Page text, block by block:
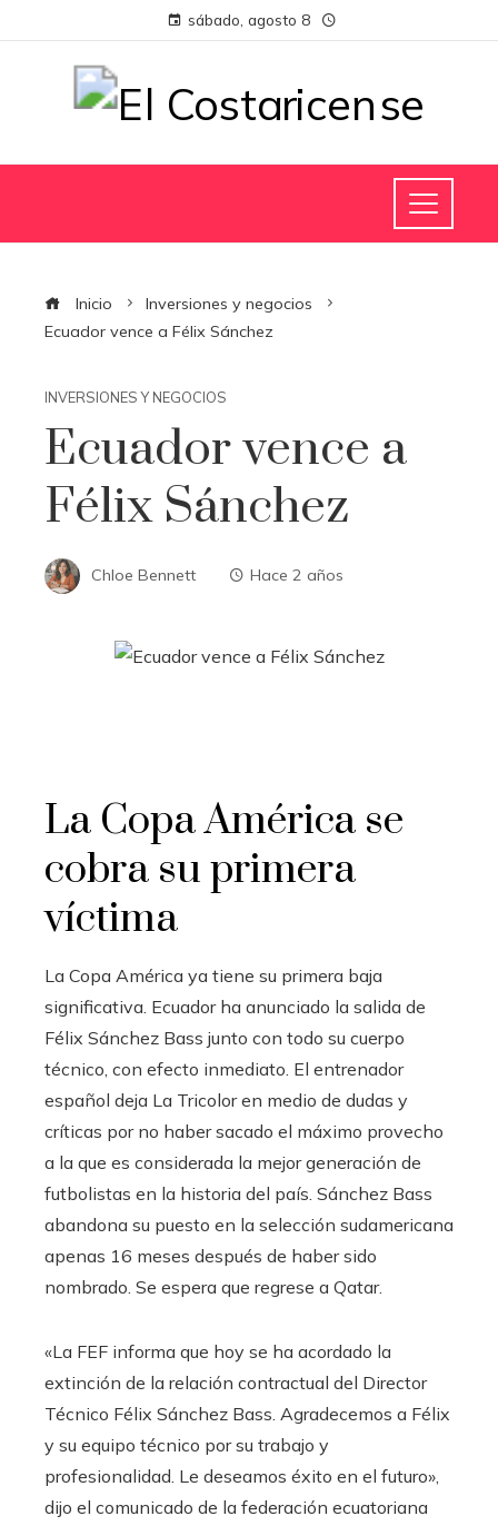
sábado, agosto 8
Inicio
Inversiones y negocios
Ecuador vence a Félix Sánchez
INVERSIONES Y NEGOCIOS
Ecuador vence a
Félix Sánchez
Chloe Bennett Hace 2 años
La Copa América se
cobra su primera
víctima
La Copa América ya tiene su primera baja
significativa. Ecuador ha anunciado la salida de
Félix Sánchez Bass junto con todo su cuerpo
técnico, con efecto inmediato. El entrenador
español deja La Tricolor en medio de dudas y
críticas por no haber sacado el máximo provecho
a la que es considerada la mejor generación de
futbolistas en la historia del país. Sánchez Bass
abandona su puesto en la selección sudamericana
apenas 16 meses después de haber sido
nombrado. Se espera que regrese a Qatar.
«La FEF informa que hoy se ha acordado la
extinción de la relación contractual del Director
Técnico Félix Sánchez Bass. Agradecemos a Félix
y su equipo técnico por su trabajo y
profesionalidad. Le deseamos éxito en el futuro»,
dijo el comunicado de la federación ecuatoriana